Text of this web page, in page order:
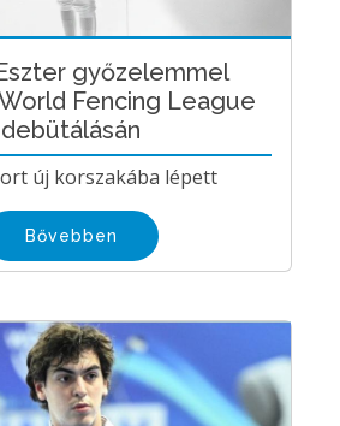
győzelemmel
Fencing League
debütálásán
új korszakába lépett
Bővebben